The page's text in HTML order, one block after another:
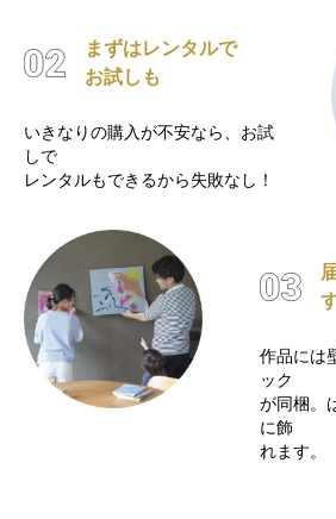
まずはレンタルで
お試しも
いきなりの購入が不安なら、お試
しで
レンタルもできるから失敗なし！
作品には
ック
が同梱。
に飾
れます。